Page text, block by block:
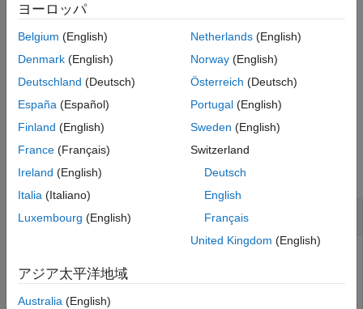
バージョン履歴
例
q0= slerp(q1,q2 は、指定された内挿法を使用して
例
例
すべて折りたたむ
2 つの四元数間の内挿
2 つの四元数を作成します。解釈は次のとおりです。
ヨーロッパ
Belgium (English)
Denmark (English)
Deutschland (Deutsch)
España (Español)
Finland (English)
France (Français)
Ireland (English)
Italia (Italiano)
Luxembourg (English)
Netherlands(English)
Norway(English)
Österreich (Deutsch)
Portugal(English)
Sweden (English)
Switzerland
Deutsch
English
Français
United Kingdom (English)
アジア太平洋地域
Australia (English)